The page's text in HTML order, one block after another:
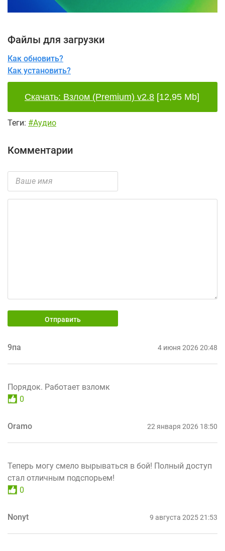
Файлы для загрузки
Как обновить?
Как установить?
Скачать: Взлом (Premium) v2.8 [12,95 Mb]
Теги: #Аудио
Комментарии
Отправить
9па 4 июня 2026 20:48
Порядок. Работает взломк
0
Oramo 22 января 2026 18:50
Теперь могу смело вырываться в бой! Полный доступ
стал отличным подспорьем!
0
Nonyt 9 августа 2025 21:53